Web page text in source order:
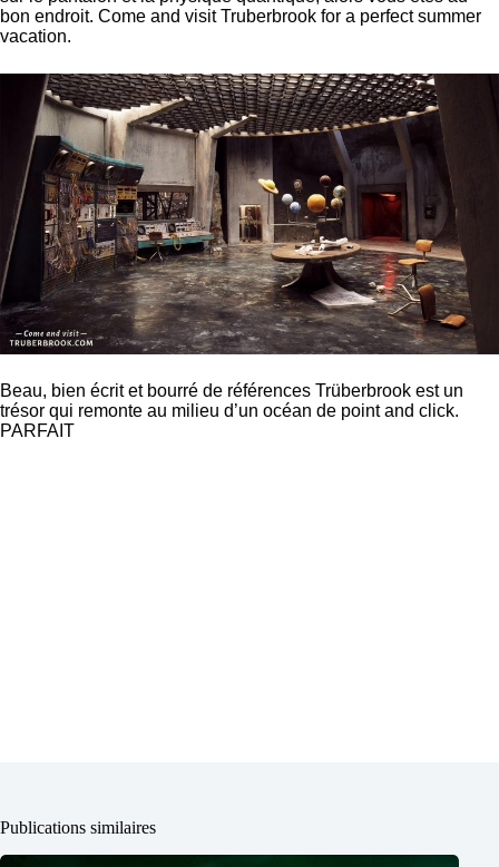
bon endroit. Come and visit Truberbrook for a perfect summer
vacation.
Beau, bien écrit et bourré de références Trüberbrook est un
trésor qui remonte au milieu d’un océan de point and click.
PARFAIT
Publications similaires